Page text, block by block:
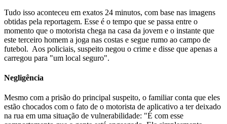
Tudo isso aconteceu em exatos 24 minutos, com base nas imagens
obtidas pela reportagem. Esse é o tempo que se passa entre o
momento que o motorista chega na casa da jovem e o instante que
este terceiro homem a joga nas costas e segue rumo ao campo de
futebol. Aos policiais, suspeito negou o crime e disse que apenas a
carregou para "um local seguro".
Negligência
Mesmo com a prisão do principal suspeito, o familiar conta que eles
estão chocados com o fato de o motorista de aplicativo a ter deixado
na rua em uma situação de vulnerabilidade: "É com esse